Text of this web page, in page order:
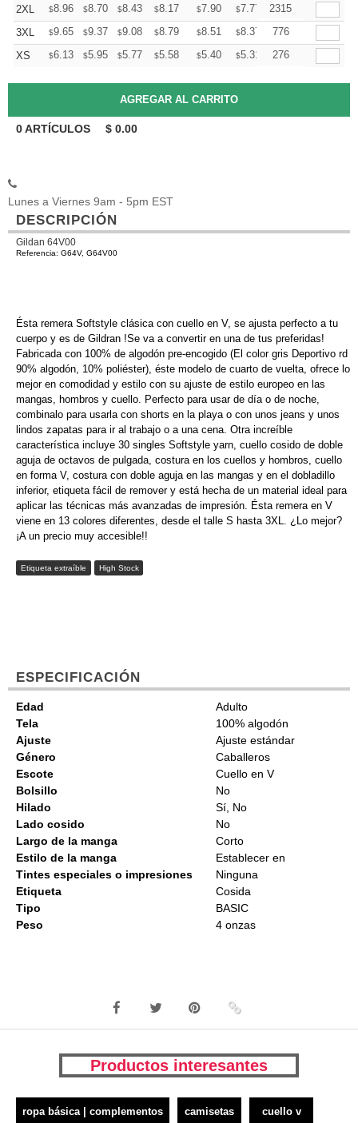
2XL
$8.96 $8.70 $8.43 $8.17 $7.90 $7.77 +
2315
3XL
$9.65 $9.37 $9.08 $8.79 $8.51 $8.37 +
776
XS
$6.13 $5.95 $5.77 $5.58 $5.40 $5.31 +
276
0ARTÍCULOS $ 0.00
Lunes a Viernes 9am - 5pm EST
DESCRIPCIÓN
Gildan 64V00
Referencia: G64V, G64V00
Ésta remera Softstyle clásica con cuello en V, se ajusta perfecto a tu
cuerpo y es de Gildran !Se va a convertir en una de tus preferidas!
Fabricada con 100% de algodón pre-encogido (El color gris Deportivo rd
90% algodón, 10% poliéster), éste modelo de cuarto de vuelta, ofrece lo
mejor en comodidad y estilo con su ajuste de estilo europeo en las
mangas, hombros y cuello. Perfecto para usar de día o de noche,
combinalo para usarla con shorts en la playa o con unos jeans y unos
lindos zapatas para ir al trabajo o a una cena. Otra increíble
característica incluye 30 singles Softstyle yarn, cuello cosido de doble
aguja de octavos de pulgada, costura en los cuellos y hombros, cuello
en forma V, costura con doble aguja en las mangas y en el dobladillo
inferior, etiqueta fácil de remover y está hecha de un material ideal para
aplicar las técnicas más avanzadas de impresión. Ésta remera en V
viene en 13 colores diferentes, desde el talle S hasta 3XL. ¿Lo mejor?
¡A un precio muy accesible!!
Etiqueta extraíble High Stock
ESPECIFICACIÓN
Edad
Adulto
Tela
100% algodón
Ajuste
Ajuste estándar
Género
Caballeros
Escote
Cuello en V
Bolsillo
No
Hilado
Sí, No
Lado cosido
No
Largo de la manga
Corto
Estilo de la manga
Establecer en
Tintes especiales o impresiones
Ninguna
Etiqueta
Cosida
Tipo
BASIC
Peso
4 onzas
Productos interesantes
ropa básica | complementos camisetas cuello v